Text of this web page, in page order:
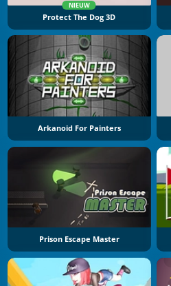
NIEUW
Protect The Dog 3D
Arkanoid For Painters
Prison Escape Master